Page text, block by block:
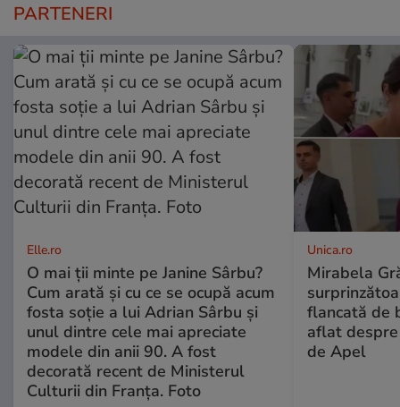
PARTENERI
Elle.ro
O mai ții minte pe Janine Sârbu?
Cum arată și cu ce se ocupă acum
fosta soție a lui Adrian Sârbu și
unul dintre cele mai apreciate
modele din anii 90. A fost
decorată recent de Ministerul
Culturii din Franța. Foto
Unica.ro
Mirabela
flancată de
aflat
de Apel